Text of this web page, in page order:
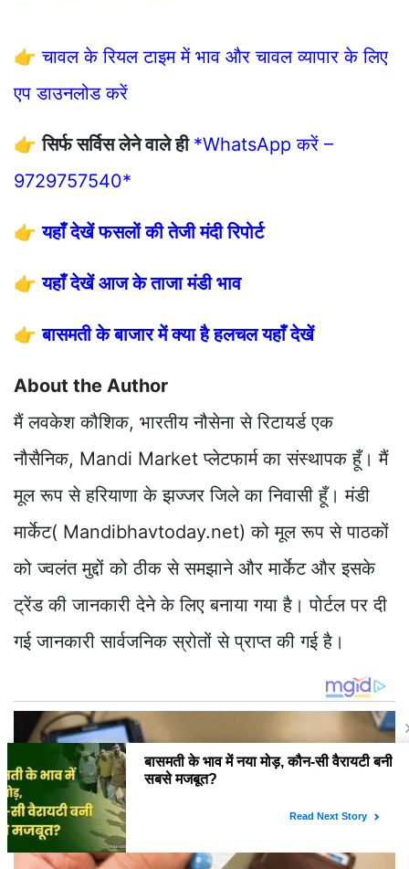
👉चावल के रियल टाइम में भाव और चावल व्यापार के लिए
एप डाउनलोड करें
👉सिर्फ सर्विस लेने वाले ही *WhatsApp करें –
9729757540*
👉यहाँ देखें फसलों की तेजी मंदी रिपोर्ट
👉यहाँ देखें आज के ताजा मंडी भाव
👉बासमती के बाजार में क्या है हलचल यहाँ देखें
About the Author
मैं लवकेश कौशिक, भारतीय नौसेना से रिटायर्ड एक
नौसैनिक, Mandi Market प्लेटफार्म का संस्थापक हूँ। मैं
मूल रूप से हरियाणा के झज्जर जिले का निवासी हूँ। मंडी
मार्केट( Mandibhavtoday.net) को मूल रूप से पाठकों
को ज्वलंत मुद्दों को ठीक से समझाने और मार्केट और इसके
ट्रेंड की जानकारी देने के लिए बनाया गया है। पोर्टल पर दी
गई जानकारी सार्वजनिक स्रोतों से प्राप्त की गई है।